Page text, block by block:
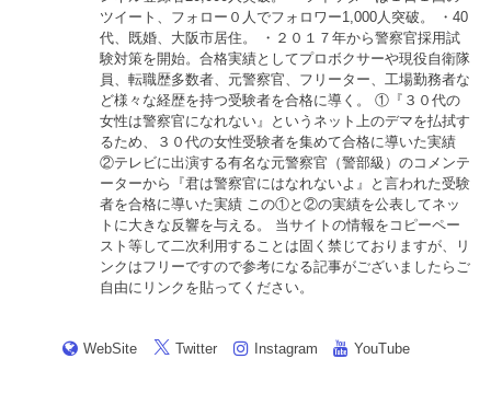
ツイート、フォロー０人でフォロワー1,000人突破。 ・40
代、既婚、大阪市居住。 ・２０１７年から警察官採用試
験対策を開始。合格実績としてプロボクサーや現役自衛隊
員、転職歴多数者、元警察官、フリーター、工場勤務者な
ど様々な経歴を持つ受験者を合格に導く。 ①『３０代の
女性は警察官になれない』というネット上のデマを払拭す
るため、３０代の女性受験者を集めて合格に導いた実績
②テレビに出演する有名な元警察官（警部級）のコメンテ
ーターから『君は警察官にはなれないよ』と言われた受験
者を合格に導いた実績 この①と②の実績を公表してネッ
トに大きな反響を与える。 当サイトの情報をコピーペー
スト等して二次利用することは固く禁じておりますが、リ
ンクはフリーですので参考になる記事がございましたらご
自由にリンクを貼ってください。
WebSite Twitter Instagram YouTube